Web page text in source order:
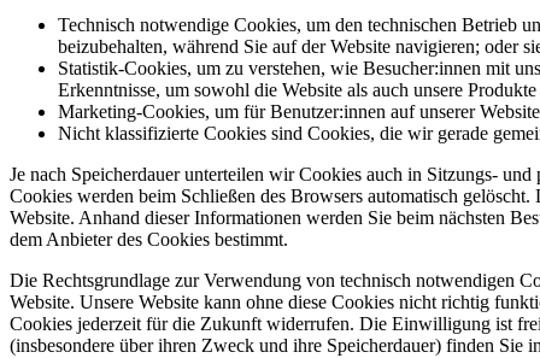
Technisch notwendige Cookies, um den technischen Betrieb
beizubehalten, während Sie auf der Website navigieren; oder
Statistik-Cookies, um zu verstehen, wie Besucher:innen mit
Erkenntnisse, um sowohl die Website als auch unsere
Marketing-Cookies, um für Benutzer:innen auf unserer
Nicht klassifizierte Cookies sind Cookies, die wir gerade
Je nach Speicherdauer unterteilen wir Cookies auch in Sitzungs-
Cookies werden beim Schließen des Browsers automatisch
Website. Anhand dieser Informationen werden Sie beim nächsten
dem Anbieter des Cookies bestimmt.
Die Rechtsgrundlage zur Verwendung von technisch notwendigen
Website. Unsere Website kann ohne diese Cookies nicht richtig
Cookies jederzeit für die Zukunft widerrufen. Die Einwilligung ist
(insbesondere über ihren Zweck und ihre Speicherdauer) finden